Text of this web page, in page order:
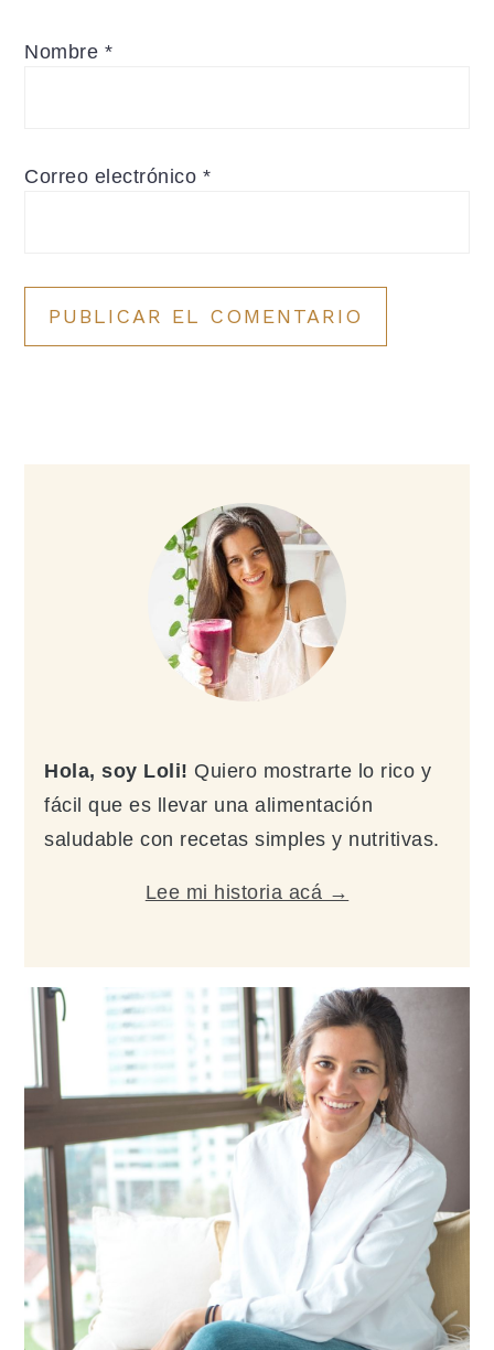
Nombre *
Correo electrónico *
Hola, soy Loli! Quiero mostrarte lo rico y
fácil que es llevar una alimentación
saludable con recetas simples y nutritivas.
Lee mi historia acá →